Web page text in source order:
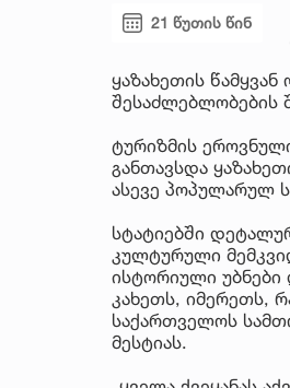
21 წუთის წინ
ყაზახეთის
შესაძლებლობების
ტურიზმის
განთავსდა
ასევე პოპულარულ
სტატიებში
კულტურული
ისტორიული უბნები
კახეთს, იმერეთს,
საქართველოს
მესტიას.